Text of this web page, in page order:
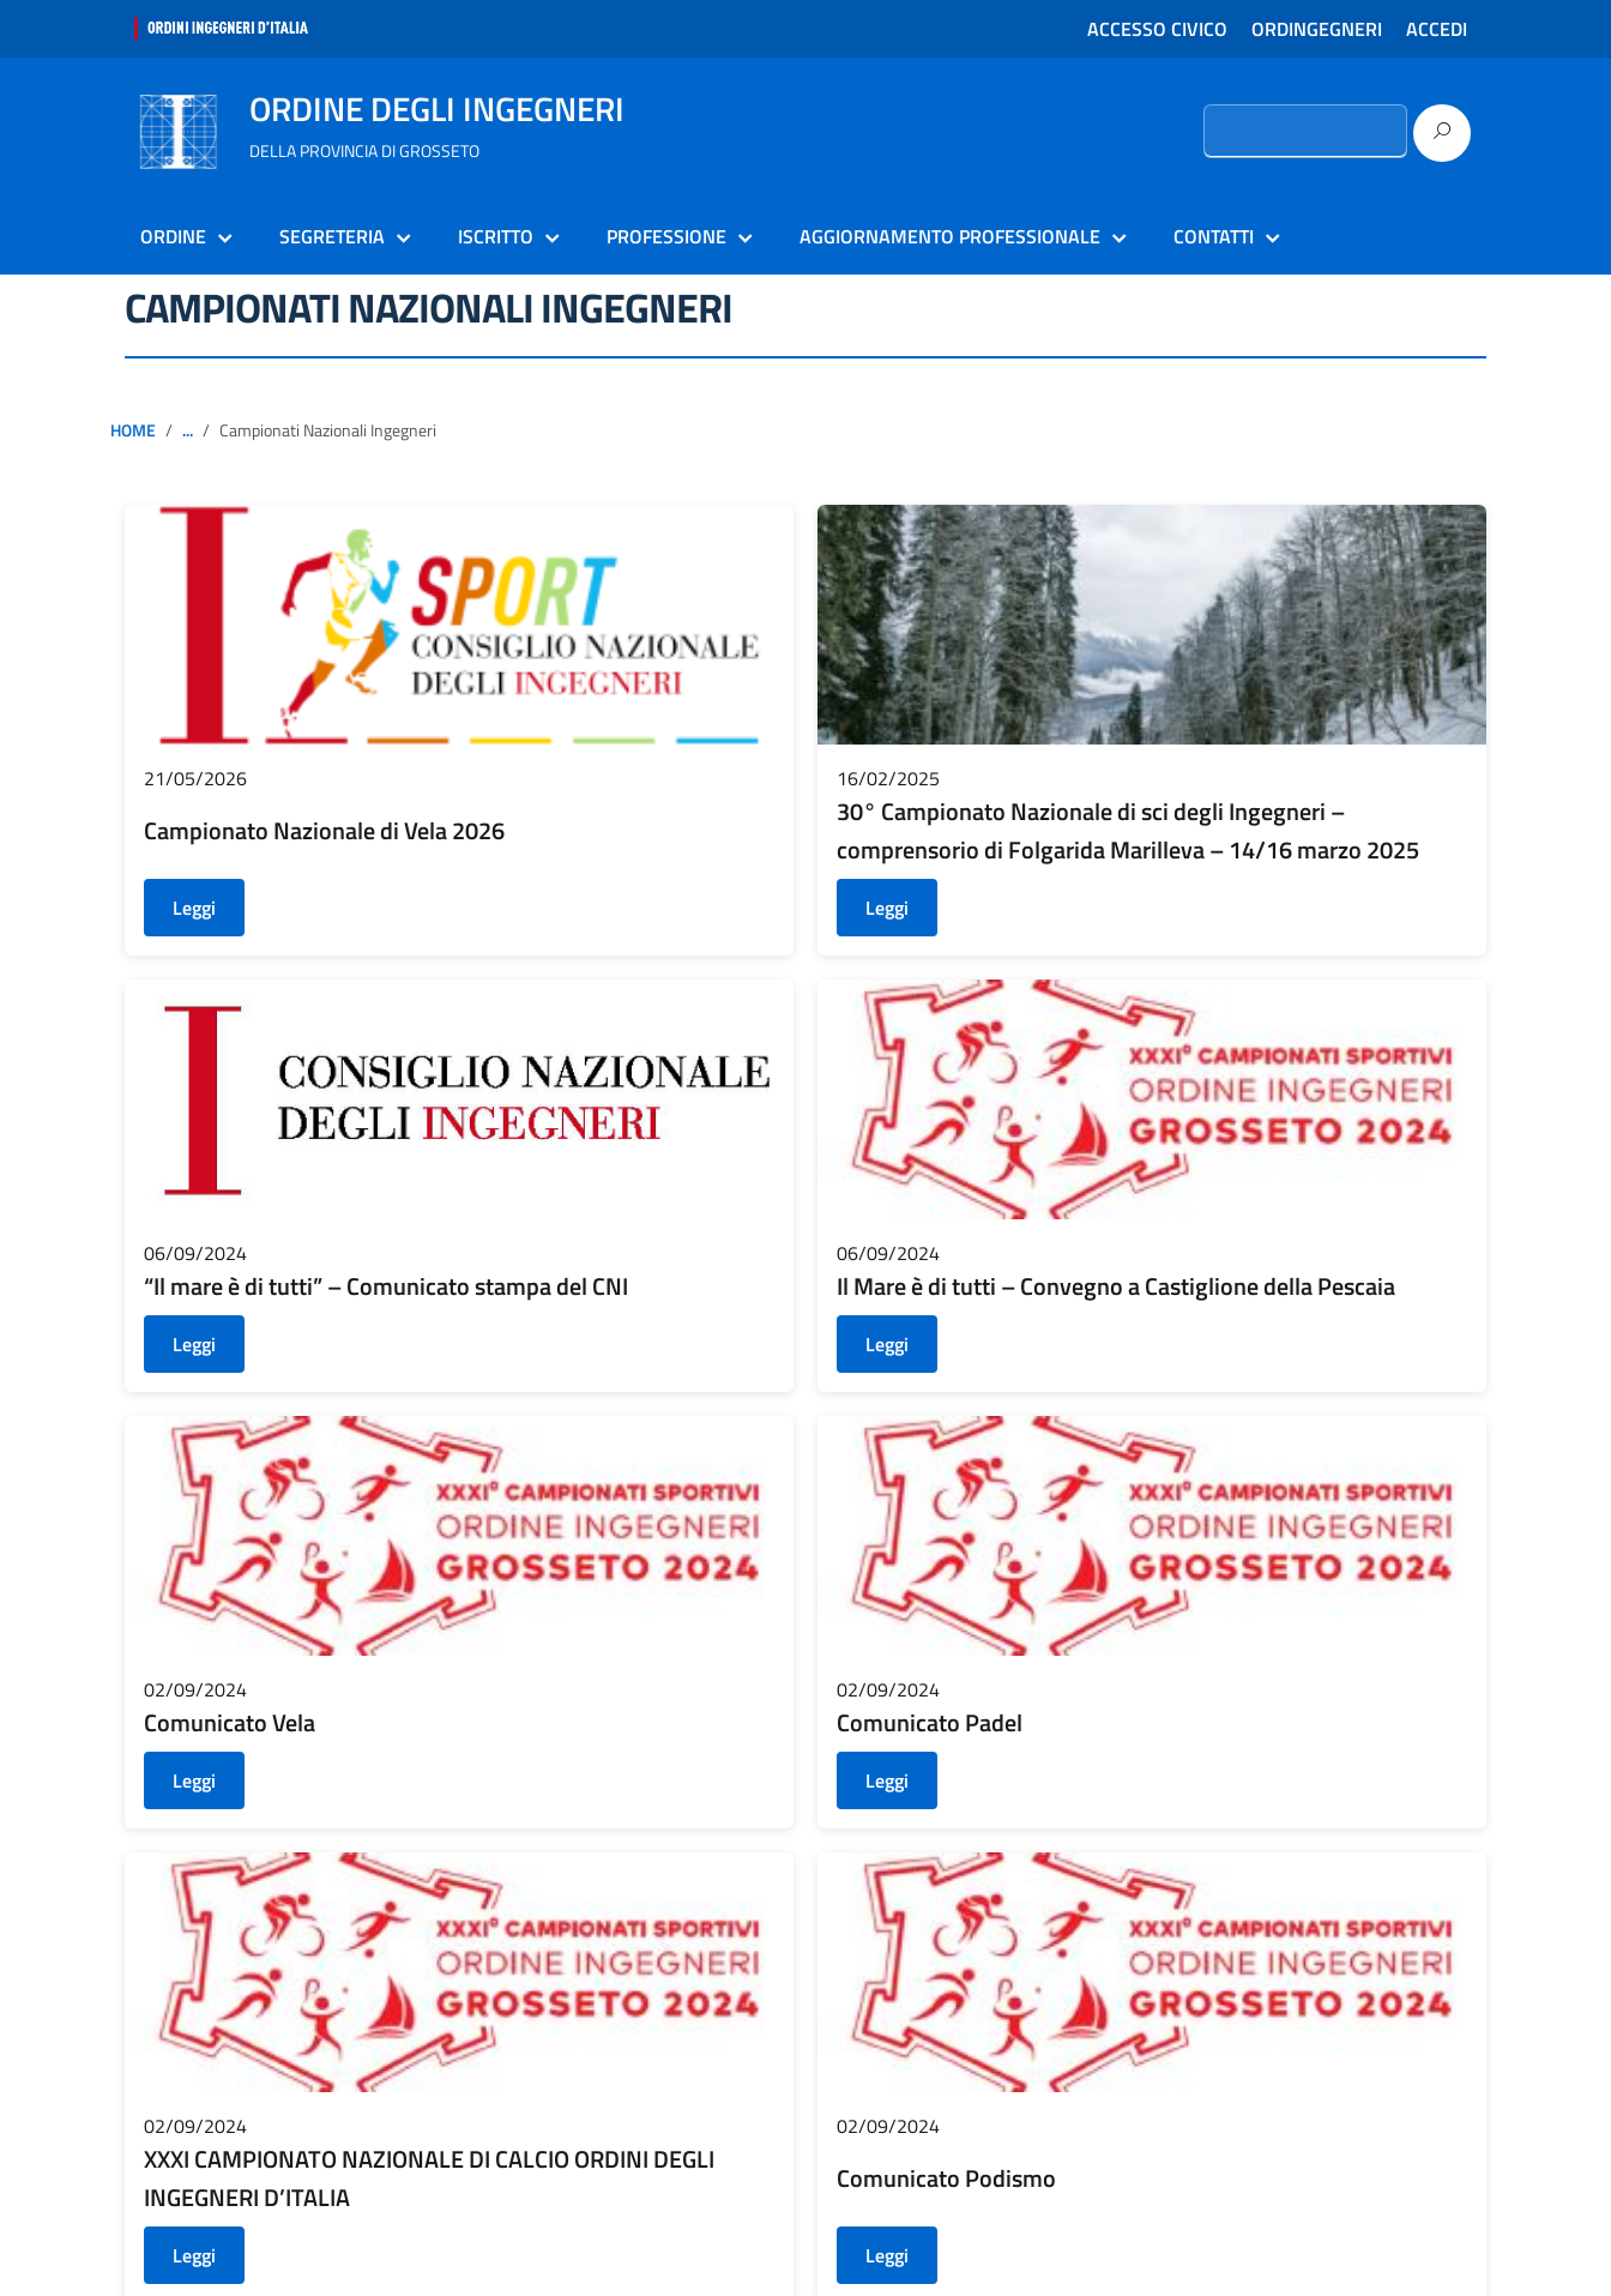
ACCESSO CIVICO ORDINGEGNERI ACCEDI
ORDINE DEGLI INGEGNERI
DELLA PROVINCIA DI GROSSETO
Ricerca
ORDINE SEGRETERIA ISCRITTO PROFESSIONE AGGIORNAMENTO PROFESSIONALE CONTATTI
CAMPIONATI NAZIONALI INGEGNERI
HOME ... Campionati Nazionali Ingegneri
21/05/2026
Campionato Nazionale di Vela 2026
Leggi
16/02/2025
30° Campionato Nazionale di sci degli Ingegneri –
comprensorio di Folgarida Marilleva – 14/16 marzo 2025
Leggi
06/09/2024
“Il mare è di tutti” – Comunicato stampa del CNI
Leggi
06/09/2024
Il Mare è di tutti – Convegno a Castiglione della Pescaia
Leggi
02/09/2024
Comunicato Vela
Leggi
02/09/2024
Comunicato Padel
Leggi
02/09/2024
XXXI CAMPIONATO NAZIONALE DI CALCIO ORDINI DEGLI
INGEGNERI D’ITALIA
Leggi
02/09/2024
Comunicato Podismo
Leggi